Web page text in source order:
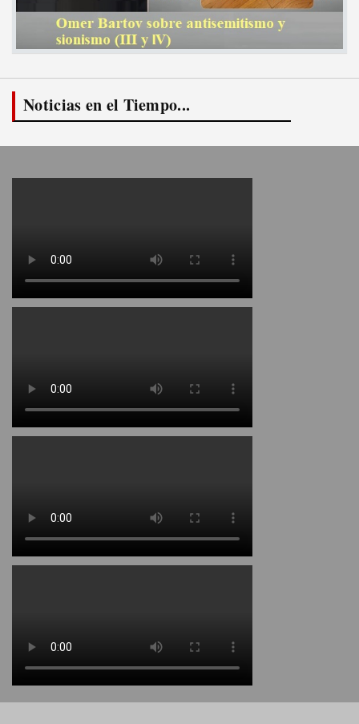
Noticias en el Tiempo...